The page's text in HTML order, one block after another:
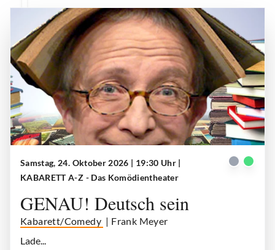
Samstag, 24. Oktober 2026 | 19:30 Uhr |
KABARETT A-Z - Das Komödientheater
GENAU! Deutsch sein
Kabarett/Comedy | Frank Meyer
Lade...